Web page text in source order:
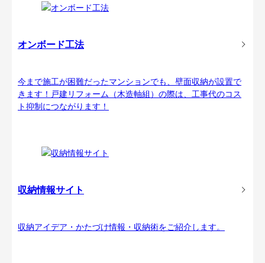
オンボード工法
今まで施工が困難だったマンションでも、壁面収納が設置で
きます！戸建リフォーム（木造軸組）の際は、工事代のコス
ト抑制につながります！
収納情報サイト
収納アイデア・かたづけ情報・収納術をご紹介します。